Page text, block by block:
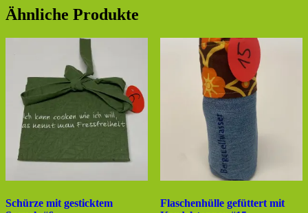
Ähnliche Produkte
Schürze mit gesticktem
Flaschenhülle gefüttert mit